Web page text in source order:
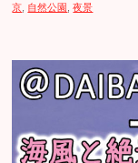
京 自然公園 ,夜景